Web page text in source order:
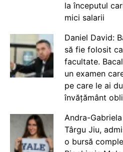
la începutul
mici salarii
Daniel David:
să fie folosit
facultate.
un examen
pe care le ai
învățământ
Andra-
Târgu Jiu,
o bursă